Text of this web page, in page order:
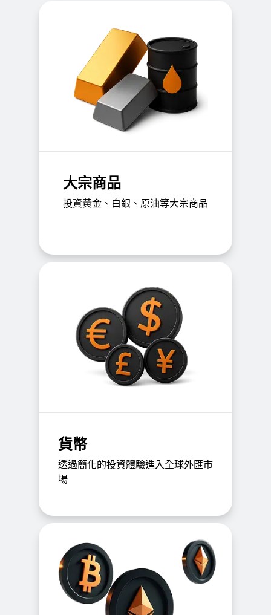
大宗商品
投資黃金、白銀、原油等大宗商品
貨幣
透過簡化的投資體驗進入全球外匯市
場